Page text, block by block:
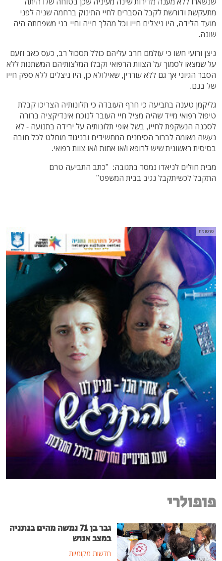
מתעקשת ודורשת לקבל הסברים לחיי התינוק ברחמה שניה לפני
מועד הלידה, היו ניצלים חייו וכל מהלך חייה וחיי בני משפחתה היה
שונה.
ניצן ורועי חשו כי עולמם חרב עליהם כולל תסכול רב, כעס כאב וזעם
על שמצאו לסמוך על הצוות הרפואי וקבלו המלצותיהם המשתנות ללא
הסבר הגיוני אך גם ללא עוררין, שאילולא כן, היו ניצלים ללא ספק חייו
של בנם.
גליקמן טענה בתביעה כי חרף העובדה כי תלונותיה הצריכו קבלת
טיפול רפואי מייד שהיה מציל חיי העובר לנוכח אינדיקציה ברורה
לסכנה הנשקפת לחייו, בשל אופי תלונותיה על ירידה בתנועה - לא
נעשה מאומה לברור הסימנים המחשידים ובניגוד מוחלט לכל חובה
בסיסית ראשונית שיש לרופא ו/או אחות ו/או צוות רפואי.
מבית חולים לניאדו נמסר בתגובה: "כתב התביעה טרם
התקבל לכשיתקבל נגיב בבית המשפט"
פרסומת
פופולרי
גבר בן 71 נמשה מהים בנתניה
במצב אנוש
חדשות מקומיות